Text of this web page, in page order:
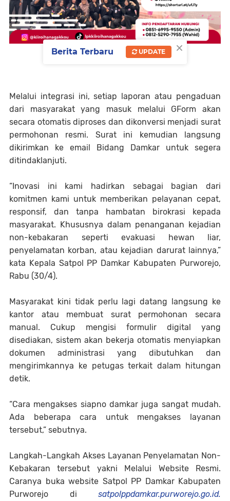
Melalui integrasi ini, setiap laporan atau pengaduan
dari masyarakat yang masuk melalui GForm akan
secara otomatis diproses dan dikonversi menjadi surat
permohonan resmi. Surat ini kemudian langsung
dikirimkan ke email Bidang Damkar untuk segera
ditindaklanjuti.
“Inovasi ini kami hadirkan sebagai bagian dari
komitmen kami untuk memberikan pelayanan cepat,
responsif, dan tanpa hambatan birokrasi kepada
masyarakat. Khususnya dalam penanganan kejadian
non-kebakaran seperti evakuasi hewan liar,
penyelamatan korban, atau kejadian darurat lainnya,”
kata Kepala Satpol PP Damkar Kabupaten Purworejo,
Rabu (30/4).
Masyarakat kini tidak perlu lagi datang langsung ke
kantor atau membuat surat permohonan secara
manual. Cukup mengisi formulir digital yang
disediakan, sistem akan bekerja otomatis menyiapkan
dokumen administrasi yang dibutuhkan dan
mengirimkannya ke petugas terkait dalam hitungan
detik.
“Cara mengakses siapno damkar juga sangat mudah.
Ada beberapa cara untuk mengakses layanan
tersebut,” sebutnya.
Langkah-Langkah Akses Layanan Penyelamatan Non-
Kebakaran tersebut yakni Melalui Website Resmi.
Caranya buka website Satpol PP Damkar Kabupaten
Purworejo di satpolppdamkar.purworejo.go.id.
×
Berita Terbaru UPDATE